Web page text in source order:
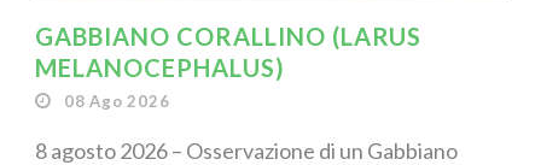
GABBIANO CORALLINO (LARUS
MELANOCEPHALUS)
08 Ago 2026
8 agosto 2026 – Osservazione di un Gabbiano